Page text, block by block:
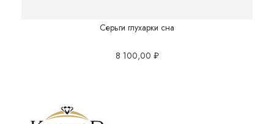
Серьги глухарки сна
8 100,00 ₽